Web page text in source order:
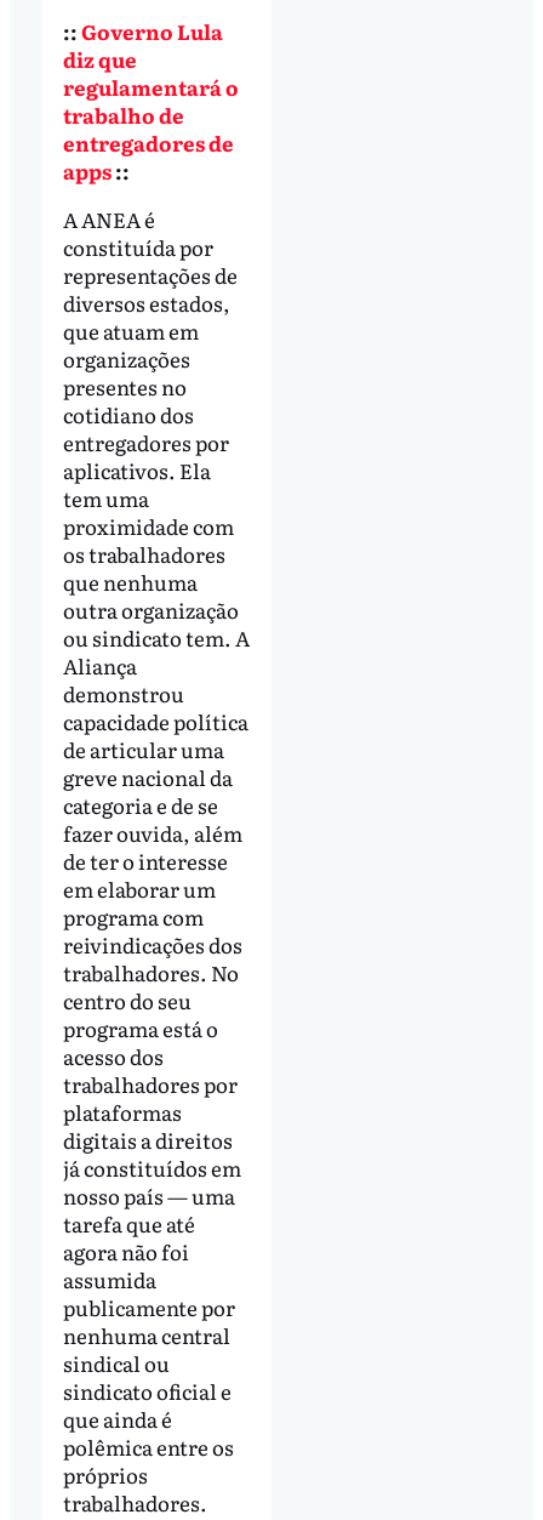
::Governo Lula
diz que
regulamentará o
trabalho de
entregadores de
apps::
A ANEA é
constituída por
representações de
diversos estados,
que atuam em
organizações
presentes no
cotidiano dos
entregadores por
aplicativos. Ela
tem uma
proximidade com
os trabalhadores
que nenhuma
outra organização
ou sindicato tem. A
Aliança
demonstrou
capacidade política
de articular uma
greve nacional da
categoria e de se
fazer ouvida, além
de ter o interesse
em elaborar um
programa com
reivindicações dos
trabalhadores. No
centro do seu
programa está o
acesso dos
trabalhadores por
plataformas
digitais a direitos
já constituídos em
nosso país — uma
tarefa que até
agora não foi
assumida
publicamente por
nenhuma central
sindical ou
sindicato oficial e
que ainda é
polêmica entre os
próprios
trabalhadores.